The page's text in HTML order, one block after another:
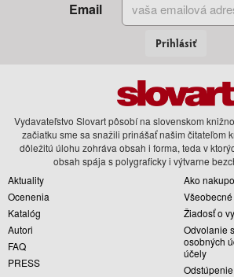
Email
Prihlásiť
Vydavateľstvo Slovart pôsobí na slovenskom
začiatku sme sa snažili prinášať našim čitateľom
dôležitú úlohu zohráva obsah i forma, teda v
obsah spája s polygraficky i výtvarne
Aktuality
Ocenenia
Katalóg
Autori
FAQ
PRESS
Ako
Žiadosť o
Odvolanie
osobných
účely